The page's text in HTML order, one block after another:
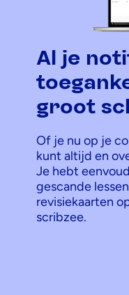
Al je
groot
Of je nu op je
kunt altijd en
Je hebt
gescande
revisiekaarten
scribzee.